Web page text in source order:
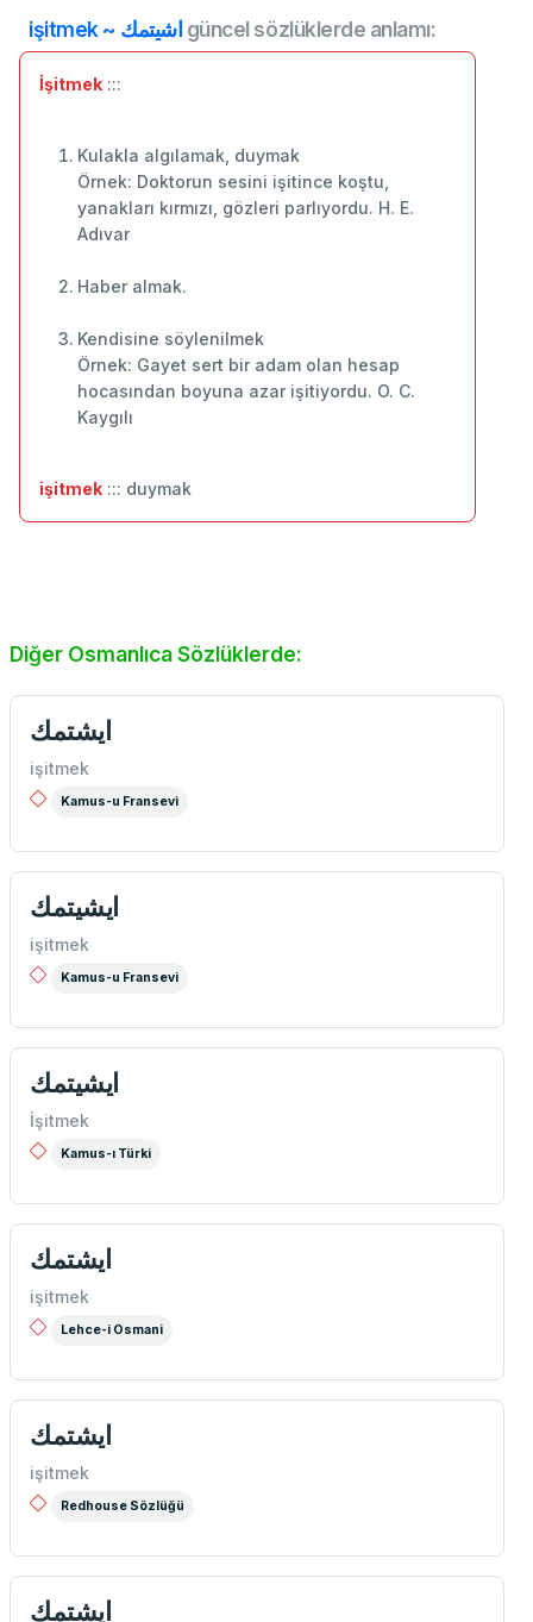
işitmek ~ اشيتمك güncel sözlüklerde anlamı:
İşitmek :::
Kulakla algılamak, duymak
Örnek: Doktorun sesini işitince koştu,
yanakları kırmızı, gözleri parlıyordu. H. E.
Adıvar
Haber almak.
Kendisine söylenilmek
Örnek: Gayet sert bir adam olan hesap
hocasından boyuna azar işitiyordu. O. C.
Kaygılı
işitmek ::: duymak
Diğer Osmanlıca Sözlüklerde:
ايشتمك
işitmek
Kamus-u Fransevi
ايشيتمك
işitmek
Kamus-u Fransevi
ايشيتمك
İşitmek
Kamus-ı Türki
ايشتمك
işitmek
Lehce-i Osmani
ایشتمك
işitmek
Redhouse Sözlüğü
ایشتمك